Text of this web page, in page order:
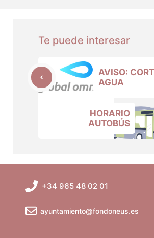
Te puede interesar
AVISO:
AGUA
HORARIO
AUTOBÚS
+34 965 48 02 01
ayuntamiento@fondoneus.es